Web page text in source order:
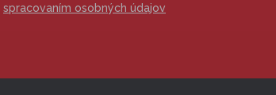
spracovaním osobných údajov